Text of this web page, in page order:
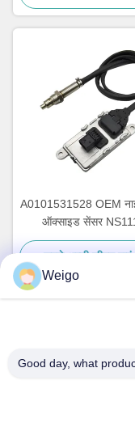
A0101531528 OEM
ऑक्साइड सेंसर
Mercedes Actros
5WK97330A
सबसे अच्छी कीमत पाएं
Weigo
Good day, what